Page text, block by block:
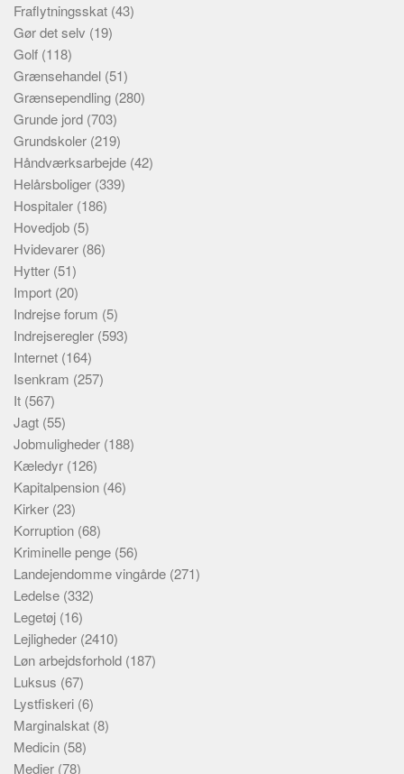
Fraflytningsskat (43)
Gør det selv (19)
Golf (118)
Grænsehandel (51)
Grænsependling (280)
Grunde jord (703)
Grundskoler (219)
Håndværksarbejde (42)
Helårsboliger (339)
Hospitaler (186)
Hovedjob (5)
Hvidevarer (86)
Hytter (51)
Import (20)
Indrejse forum (5)
Indrejseregler (593)
Internet (164)
Isenkram (257)
It (567)
Jagt (55)
Jobmuligheder (188)
Kæledyr (126)
Kapitalpension (46)
Kirker (23)
Korruption (68)
Kriminelle penge (56)
Landejendomme vingårde (271)
Ledelse (332)
Legetøj (16)
Lejligheder (2410)
Løn arbejdsforhold (187)
Luksus (67)
Lystfiskeri (6)
Marginalskat (8)
Medicin (58)
Medier (78)